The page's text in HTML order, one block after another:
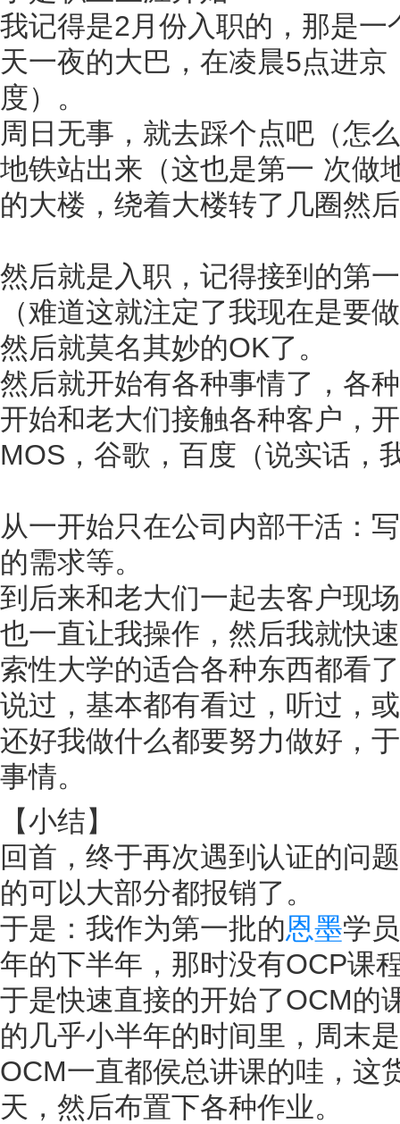
我记得是2月份入职的，那是
天一夜的大巴，在凌晨5点进
度）。
周日无事，就去踩个点吧（怎
地铁站出来（这也是第一 次做
的大楼，绕着大楼转了几圈然
然后就是入职，记得接到的第
（难道这就注定了我现在是要
然后就莫名其妙的OK了。
然后就开始有各种事情了，各
开始和老大们接触各种客户，
MOS，谷歌，百度（说实话，
从一开始只在公司内部干活：
的需求等。
到后来和老大们一起去客户现
也一直让我操作，然后我就快
索性大学的适合各种东西都看
说过，基本都有看过，听过，
还好我做什么都要努力做好，
事情。
【小结】
回首，终于再次遇到认证的问
的可以大部分都报销了。
于是：我作为第一批的恩墨学
年的下半年，那时没有OCP课
于是快速直接的开始了OCM的
的几乎小半年的时间里，周末
OCM一直都侯总讲课的哇，这
天，然后布置下各种作业。